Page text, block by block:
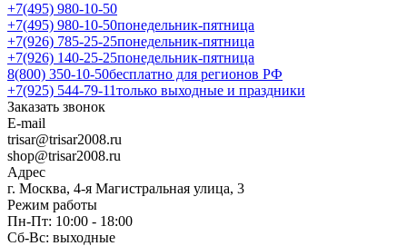
+7(495) 980-10-50
+7(495) 980-10-50понедельник-пятница
+7(926) 785-25-25понедельник-пятница
+7(926) 140-25-25понедельник-пятница
8(800) 350-10-50бесплатно для регионов РФ
+7(925) 544-79-11только выходные и праздники
Заказать звонок
E-mail
trisar@trisar2008.ru
shop@trisar2008.ru
Адрес
г. Москва, 4-я Магистральная улица, 3
Режим работы
Пн-Пт: 10:00 - 18:00
Сб-Вс: выходные